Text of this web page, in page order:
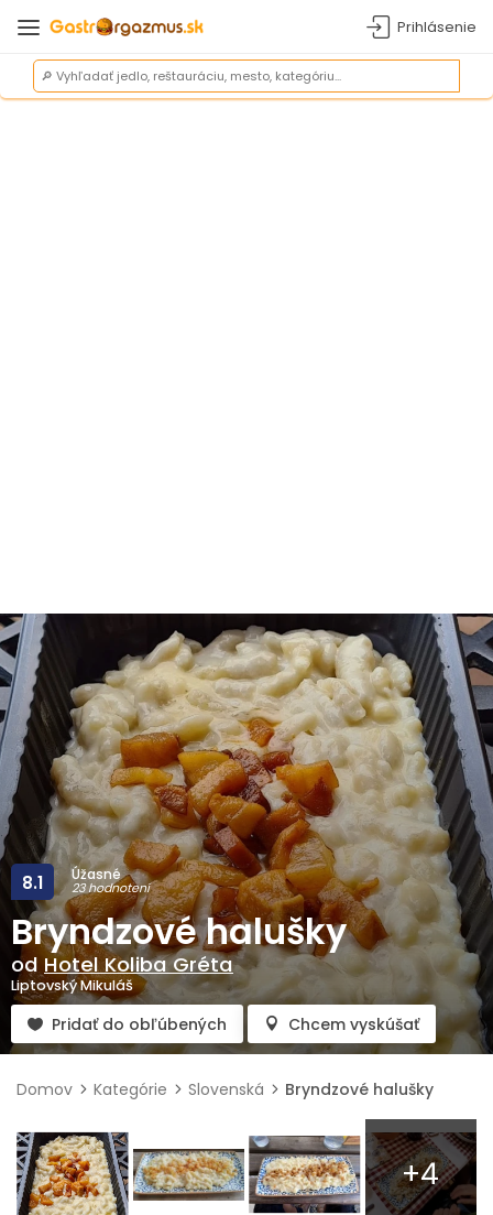
Prihlásenie
Úžasné
23 hodnotení
8.1
Bryndzové halušky
od Hotel Koliba Gréta
Liptovský Mikuláš
Pridať do obľúbených Chcem vyskúšať
Domov Kategórie Slovenská Bryndzové halušky
+4